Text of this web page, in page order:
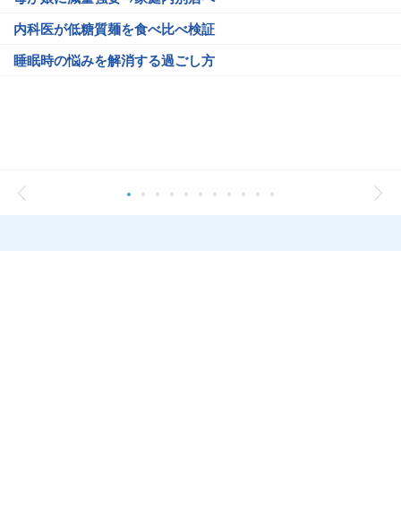
内科医が低糖質麺を食べ比べ検証
睡眠時の悩みを解消する過ごし方